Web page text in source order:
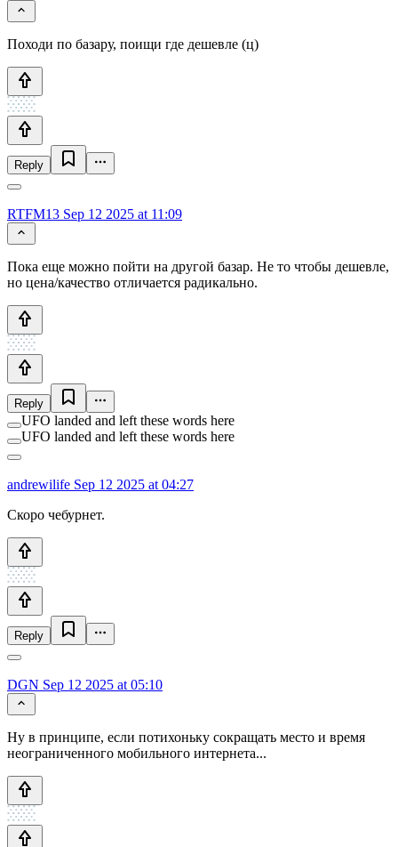
Походи по базару, поищи где дешевле (ц)
Reply
RTFM13 Sep 12 2025 at 11:09
Пока еще можно пойти на другой базар. Не то чтобы дешевле,
но цена/качество отличается радикально.
Reply
UFO landed and left these words here
UFO landed and left these words here
andrewilife Sep 12 2025 at 04:27
Скоро чебурнет.
Reply
DGN Sep 12 2025 at 05:10
Ну в принципе, если потихоньку сокращать место и время
неограниченного мобильного интернета...